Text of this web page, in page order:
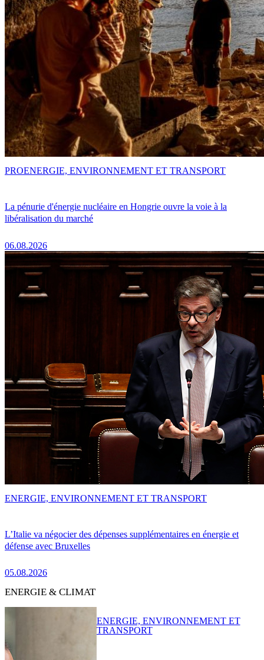
La pénurie d'énergie nucléaire en Hongrie ouvre la voie à la
libéralisation du marché
06.08.2026
PROENERGIE, ENVIRONNEMENT ET TRANSPORT
L’Italie va négocier des dépenses supplémentaires en énergie et
défense avec Bruxelles
05.08.2026
ENERGIE, ENVIRONNEMENT ET TRANSPORT
ENERGIE & CLIMAT
ENERGIE, ENVIRONNEMENT ET
TRANSPORT